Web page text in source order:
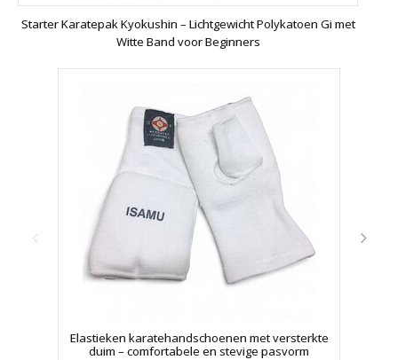
Starter Karatepak Kyokushin – Lichtgewicht Polykatoen Gi met
Witte Band voor Beginners
Elastieken karatehandschoenen met versterkte
duim – comfortabele en stevige pasvorm